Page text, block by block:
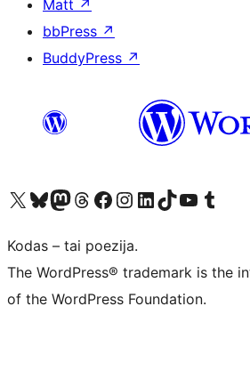
Matt ↗
bbPress ↗
BuddyPress ↗
Visit our X (formerly Twitter) account
Apsilankykite mūsų Bluesky paskyroje
Visit our Mastodon account
Apsilankykite mūsų Threads paskyroje
Visit our Facebook page
Visit our Instagram account
Visit our LinkedIn account
Apsilankykite mūsų TikTok paskyroje
Visit our YouTube channel
Apsilankykite
Kodas – tai poezija.
The WordPress® trademark is the
of the WordPress Foundation.